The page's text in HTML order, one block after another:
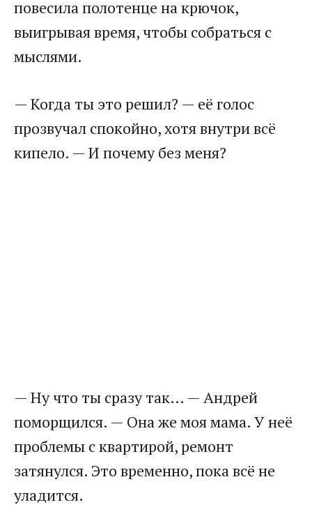
повесила полотенце на крючок,
выигрывая время, чтобы собраться с
мыслями.
— Когда ты это решил? — её голос
прозвучал спокойно, хотя внутри всё
кипело. — И почему без меня?
— Ну что ты сразу так… — Андрей
поморщился. — Она же моя мама. У неё
проблемы с квартирой, ремонт
затянулся. Это временно, пока всё не
уладится.